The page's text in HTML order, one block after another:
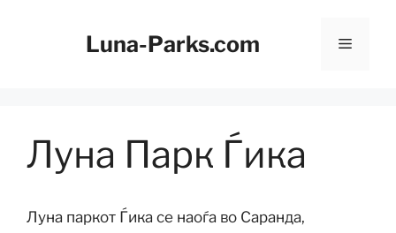
Luna-Parks.com Мени
Луна Парк Ѓика
Луна паркот Ѓика се наоѓа во Саранда,